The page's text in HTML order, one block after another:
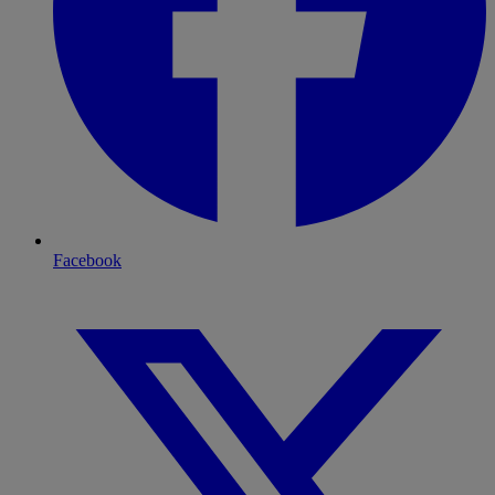
Facebook